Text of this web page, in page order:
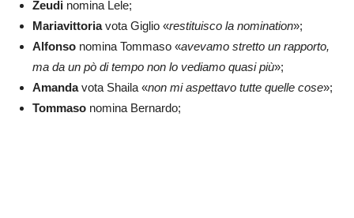
Zeudi nomina Lele;
Mariavittoriavota Giglio «restituisco la nomination»;
Alfonso nomina Tommaso «avevamo stretto un rapporto,
ma da un pò di tempo non lo vediamo quasi più»;
Amandavota Shaila «non mi aspettavo tutte quelle cose»;
Tommaso nomina Bernardo;